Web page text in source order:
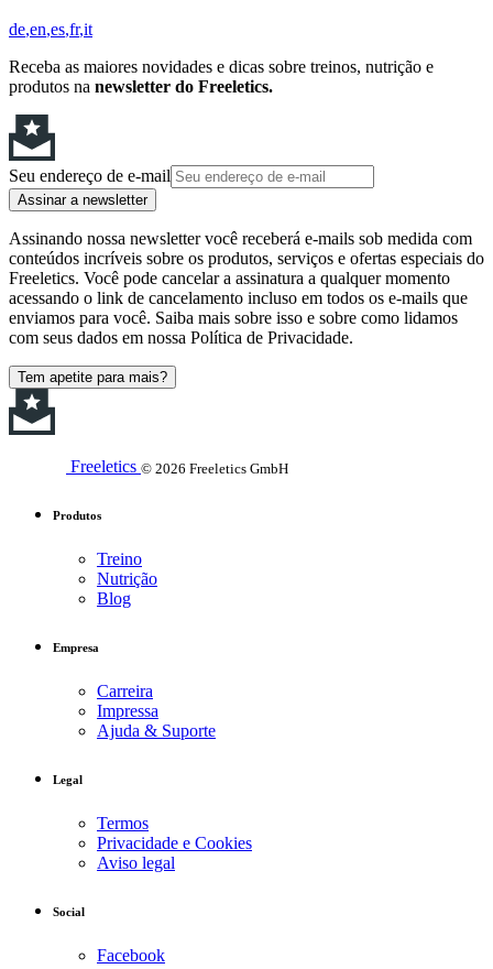
de en es fr it
Receba as maiores novidades e dicas sobre treinos, nutrição e
produtos na newsletter do Freeletics.
Seu endereço de e-mail
Assinar a newsletter
Assinando nossa newsletter você receberá e-mails sob medida com
conteúdos incríveis sobre os produtos, serviços e ofertas especiais do
Freeletics. Você pode cancelar a assinatura a qualquer momento
acessando o link de cancelamento incluso em todos os e-mails que
enviamos para você. Saiba mais sobre isso e sobre como lidamos
com seus dados em nossa Política de Privacidade.
Tem apetite para mais?
Freeletics © 2026 Freeletics GmbH
Produtos
Treino
Nutrição
Blog
Empresa
Carreira
Impressa
Ajuda & Suporte
Legal
Termos
Privacidade e Cookies
Aviso legal
Social
Facebook